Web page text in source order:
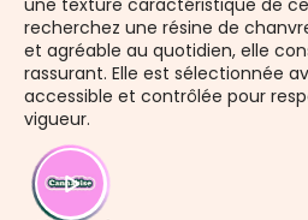
une texture caractéristique de
recherchez une résine de
et agréable au quotidien, elle
rassurant. Elle est sélectionnée
accessible et contrôlée pour
vigueur.